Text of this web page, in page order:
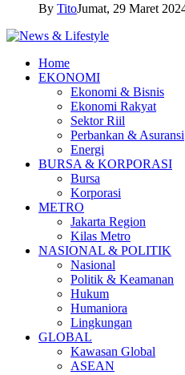
By TitoJumat, 29 Maret
Home
EKONOMI
Ekonomi & Bisnis
Ekonomi Rakyat
Sektor Riil
Perbankan & Asuransi
Energi
BURSA & KORPORASI
Bursa
Korporasi
METRO
Jakarta Region
Kilas Metro
NASIONAL & POLITIK
Nasional
Politik & Keamanan
Hukum
Humaniora
Lingkungan
GLOBAL
Kawasan Global
ASEAN